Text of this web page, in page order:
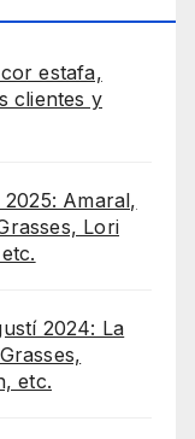
estafa,
clientes y
Amaral,
Lori
2024: La
etc.